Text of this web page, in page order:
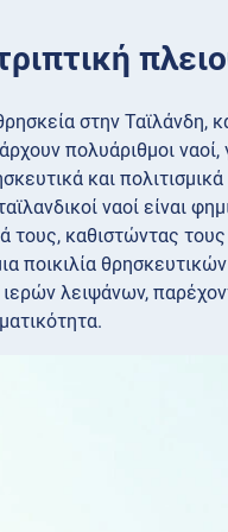
στην Ταϊλάνδη,
πολυάριθμοι
και
ναοί είναι
τους, καθιστώντας
ποικιλία
λειψάνων,